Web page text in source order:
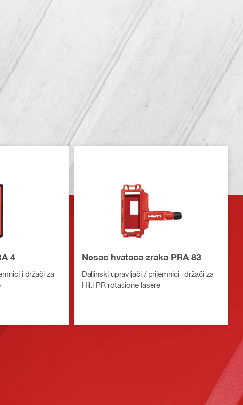
4
i držači za
Nosac hvataca zraka PRA 83
Daljinski upravljači / prijemnici i držači za
Hilti PR rotacione lasere